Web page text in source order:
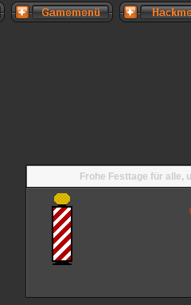
Frohe Festtage für alle,